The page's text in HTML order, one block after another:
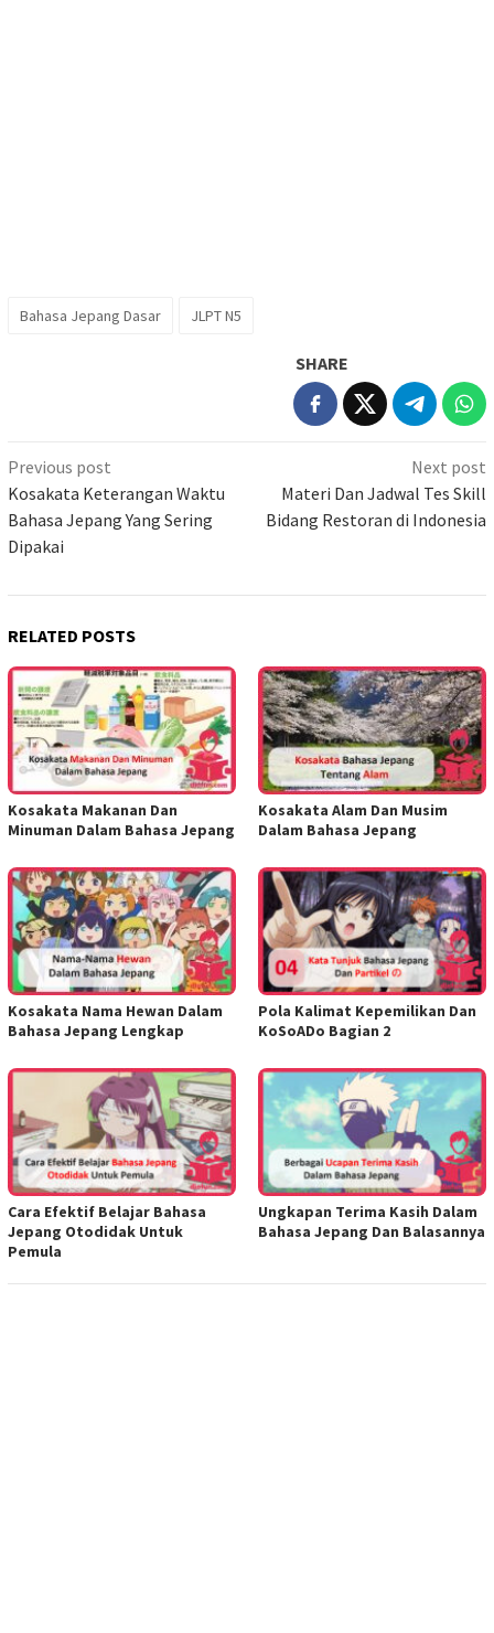
Bahasa Jepang Dasar JLPT N5
SHARE
Post
navigation
Previous post
Kosakata Keterangan Waktu
Bahasa Jepang Yang Sering
Dipakai
Next post
Materi Dan Jadwal Tes Skill
Bidang Restoran di Indonesia
RELATED POSTS
Kosakata Makanan Dan
Minuman Dalam Bahasa Jepang
Kosakata Alam Dan Musim
Dalam Bahasa Jepang
Kosakata Nama Hewan Dalam
Bahasa Jepang Lengkap
Pola Kalimat Kepemilikan Dan
KoSoADo Bagian 2
Cara Efektif Belajar Bahasa
Jepang Otodidak Untuk
Pemula
Ungkapan Terima Kasih Dalam
Bahasa Jepang Dan Balasannya